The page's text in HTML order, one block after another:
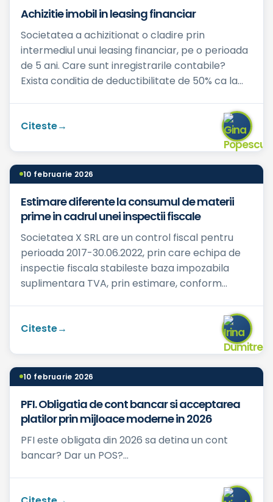
Achizitie imobil in leasing financiar
Societatea a achizitionat o cladire prin
intermediul unui leasing financiar, pe o perioada
de 5 ani. Care sunt inregistrarile contabile?
Exista conditia de deductibilitate de 50% ca la
Citeste
10 februarie 2026
Estimare diferente la consumul de materii
prime in cadrul unei inspectii fiscale
Societatea X SRL are un control fiscal pentru
perioada 2017-30.06.2022, prin care echipa de
inspectie fiscala stabileste baza impozabila
suplimentara TVA, prin estimare, conform
Citeste
10 februarie 2026
PFI. Obligatia de cont bancar si acceptarea
platilor prin mijloace moderne in 2026
PFI este obligata din 2026 sa detina un cont
bancar? Dar un POS?...